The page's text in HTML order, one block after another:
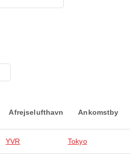
Afrejselufthavn Ankomstby
YVR Tokyo